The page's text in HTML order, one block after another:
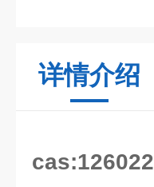
详情介绍